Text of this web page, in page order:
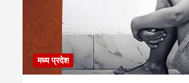
मध्य प्रदेश